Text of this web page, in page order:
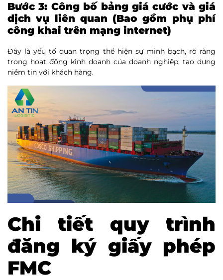
Bước 3: Công bố bảng giá cước và giá
dịch vụ liên quan (Bao gồm phụ phí
công khai trên mạng internet)
Đây là yếu tố quan trọng thể hiện sự minh bạch, rõ ràng
trong hoạt động kinh doanh của doanh nghiệp, tạo dựng
niềm tin với khách hàng.
Chi tiết quy trình
đăng ký giấy phép
FMC